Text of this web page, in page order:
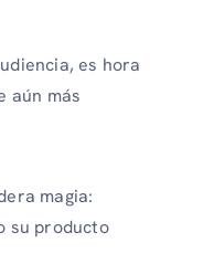
es hora
aún más
magia:
su producto